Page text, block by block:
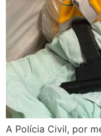
A Polícia Civil, por